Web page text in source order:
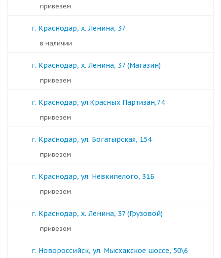
Привезем
г. Краснодар, х. Ленина, 37
в наличии
г. Краснодар, х. Ленина, 37 (Магазин)
Привезем
г. Краснодар, ул.Красных Партизан,74
Привезем
г. Краснодар, ул. Богатырская, 154
Привезем
г. Краснодар, ул. Невкипелого, 31Б
Привезем
г. Краснодар, х. Ленина, 37 (Грузовой)
Привезем
г. Новороссийск, ул. Мысхакское шоссе, 50\6